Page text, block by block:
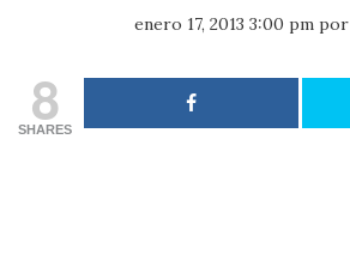
enero 17, 2013 3:00 pmpor
8
SHARES